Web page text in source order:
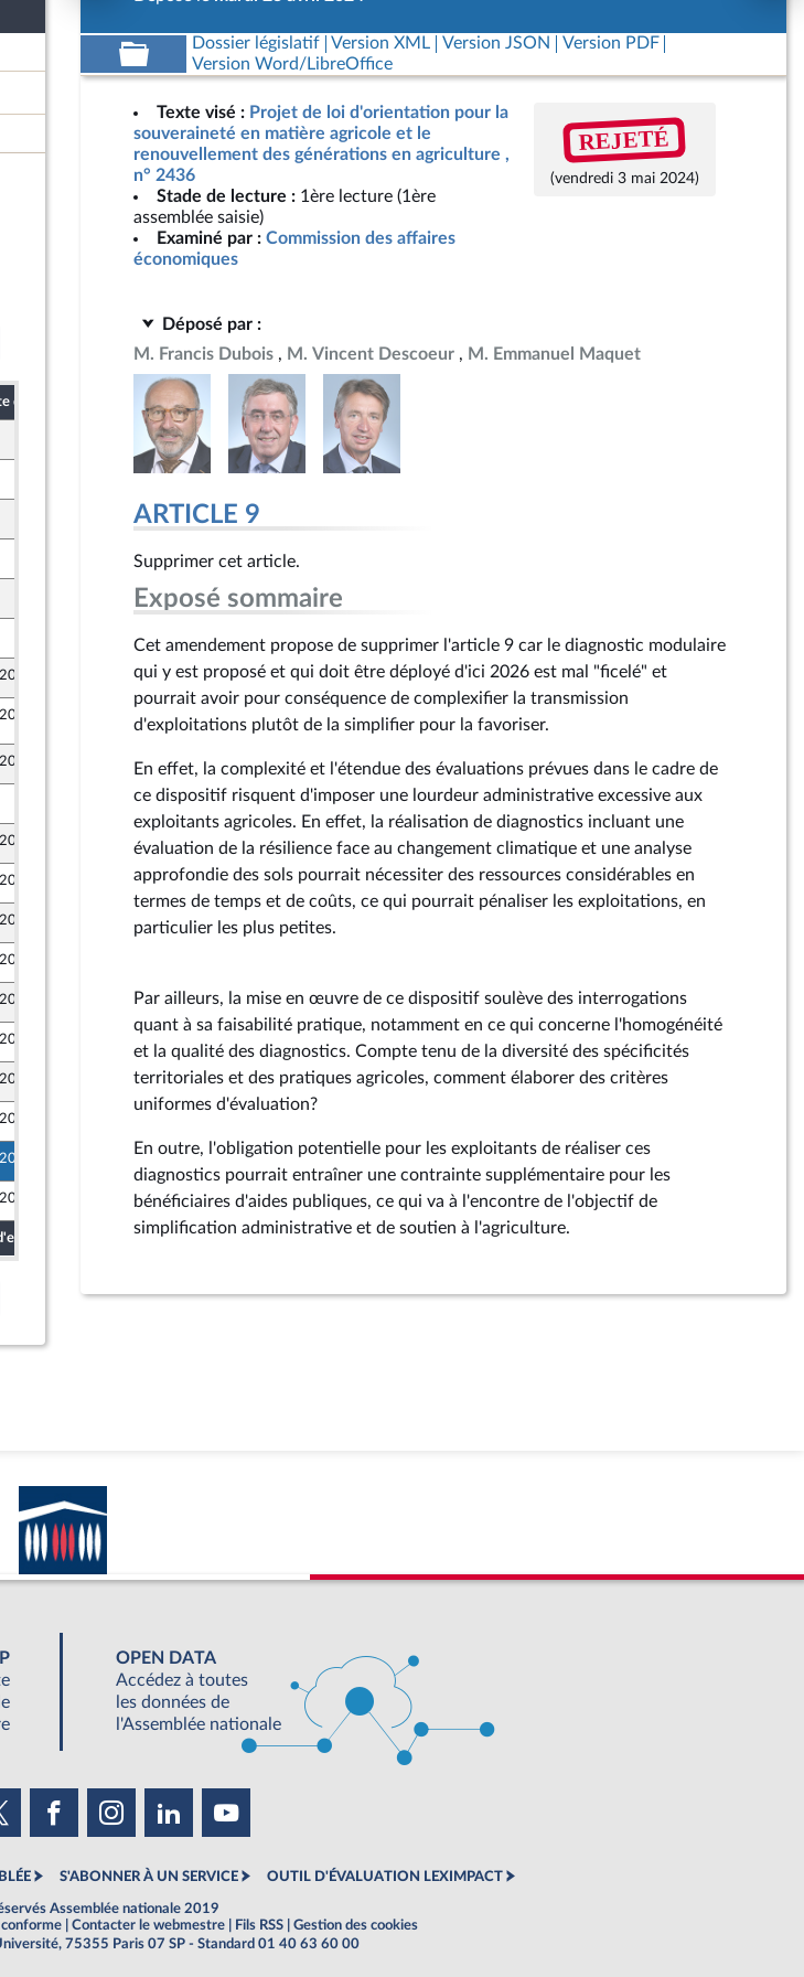
d'examen Date de dépôt
26 avril 2024
19 avril 2024
22 avril 2024
23 avril 2024
23 avril 2024
19 avril 2024
26 avril 2024
3 mai 2024
3 mai 2024
19 avril 2024
23 avril 2024
23 avril 2024
23 avril 2024
24 avril 2024
23 avril 2024
23 avril 2024
26 avril 2024
Date de dépôt
Dossier législatif Version XML Version JSON
Version PDF
Version Word/LibreOffice
Texte visé : Projet de loi d'orientation pour la
souveraineté en matière agricole et le
renouvellement des générations en agriculture ,
n° 2436
Stade de lecture : 1ère lecture (1ère
assemblée saisie)
Examiné par : Commission des affaires
économiques
REJETÉ
(vendredi 3 mai 2024)
Déposé par :
M. Francis Dubois
M. Vincent Descoeur M. Emmanuel Maquet
ARTICLE 9
Supprimer cet article.
Exposé sommaire
Cet amendement propose de supprimer l'article 9 car le diagnostic modulaire
qui y est proposé et qui doit être déployé d'ici 2026 est mal "ficelé" et
pourrait avoir pour conséquence de complexifier la transmission
d'exploitations plutôt de la simplifier pour la favoriser.
En effet, la complexité et l'étendue des évaluations prévues dans le cadre de
ce dispositif risquent d'imposer une lourdeur administrative excessive aux
exploitants agricoles. En effet, la réalisation de diagnostics incluant une
évaluation de la résilience face au changement climatique et une analyse
approfondie des sols pourrait nécessiter des ressources considérables en
termes de temps et de coûts, ce qui pourrait pénaliser les exploitations, en
particulier les plus petites.
Par ailleurs, la mise en œuvre de ce dispositif soulève des interrogations
quant à sa faisabilité pratique, notamment en ce qui concerne l'homogénéité
et la qualité des diagnostics. Compte tenu de la diversité des spécificités
territoriales et des pratiques agricoles, comment élaborer des critères
uniformes d'évaluation?
En outre, l'obligation potentielle pour les exploitants de réaliser ces
diagnostics pourrait entraîner une contrainte supplémentaire pour les
bénéficiaires d'aides publiques, ce qui va à l'encontre de l'objectif de
simplification administrative et de soutien à l'agriculture.
OPEN DATA
Accédez à toutes
les données de
l'Assemblée nationale
S'ABONNER À UN SERVICE OUTIL D'ÉVALUATION LEXIMPACT
Assemblée nationale 2019
Contacter le webmestre Fils RSS
Gestion des cookies
75355 Paris 07 SP - Standard 01 40 63 60 00